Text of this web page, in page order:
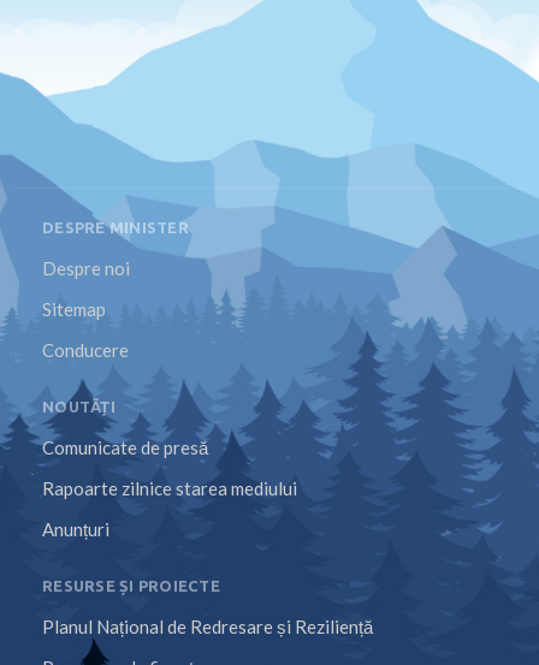
DESPRE MINISTER
Despre noi
Sitemap
Conducere
NOUTĂȚI
Comunicate de presă
Rapoarte zilnice starea mediului
Anunțuri
RESURSE ȘI PROIECTE
Planul Național de Redresare și Reziliență